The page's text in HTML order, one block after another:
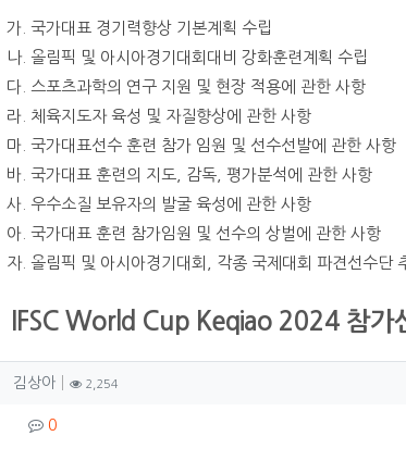
가. 국가대표 경기력향상 기본계획 수립
나. 올림픽 및 아시아경기대회대비 강화훈련계획 수립
다. 스포츠과학의 연구 지원 및 현장 적용에 관한 사항
라. 체육지도자 육성 및 자질향상에 관한 사항
마. 국가대표선수 훈련 참가 임원 및 선수선발에 관한 사항
바. 국가대표 훈련의 지도, 감독, 평가분석에 관한 사항
사. 우수소질 보유자의 발굴 육성에 관한 사항
아. 국가대표 훈련 참가임원 및 선수의 상벌에 관한 사항
자. 올림픽 및 아시아경기대회, 각종 국제대회 파견선수단
IFSC World Cup Keqiao 2024 참가
작성자 정보
김상아 작성2,254
컨텐츠 정보
0댓글